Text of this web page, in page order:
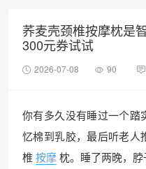
荞麦壳颈椎按摩枕是
300元券试试
2026-07-08 90
你有多久没有睡过一个踏
忆棉到乳胶，最后听老人
椎按摩枕。睡了两晚，